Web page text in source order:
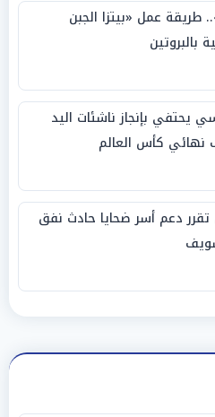
عمل «بيتزا الجبن
بالبروتين
يحتفي بإنجاز ناشئات اليد
نهائي كأس العالم
تقرر دعم أسر ضحايا حادث نفق